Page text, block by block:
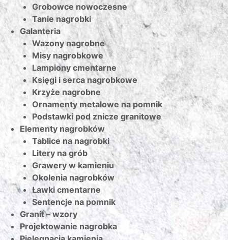
Grobowce nowoczesne
Tanie nagrobki
Galanteria
Wazony nagrobne
Misy nagrobkowe
Lampiony cmentarne
Księgi i serca nagrobkowe
Krzyże nagrobne
Ornamenty metalowe na pomnik
Podstawki pod znicze granitowe
Elementy nagrobków
Tablice na nagrobki
Litery na grób
Grawery w kamieniu
Okolenia nagrobków
Ławki cmentarne
Sentencje na pomnik
Granit – wzory
Projektowanie nagrobka